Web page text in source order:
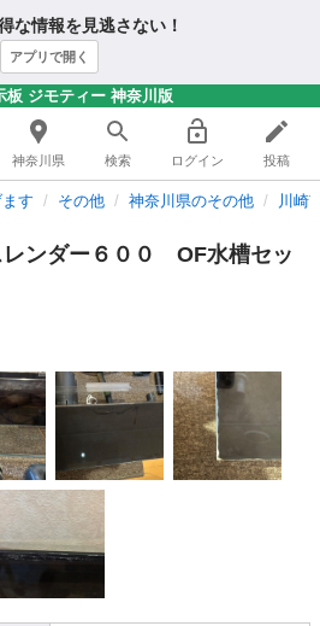
な情報を見逃さない！
アプリで開く
板 ジモティー 神奈川版
神奈川県 検索 ログイン 投稿
す その他 神奈川県のその他 川崎
ンダー６００ OF水槽セッ